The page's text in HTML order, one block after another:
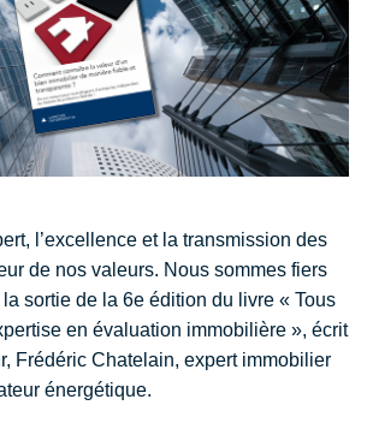
l’excellence et la transmission des
de nos valeurs. Nous sommes fiers
sortie de la 6e édition du livre « Tous
en évaluation immobilière », écrit
Frédéric Chatelain, expert immobilier
énergétique.